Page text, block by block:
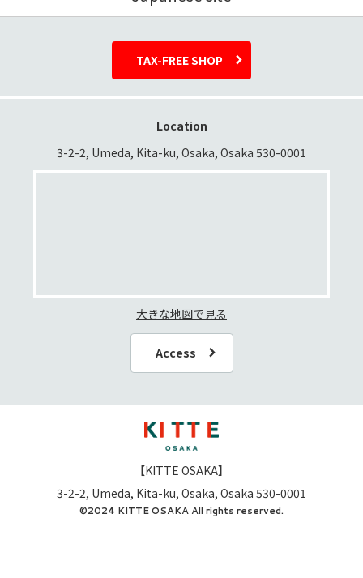
TAX-FREE SHOP
Location
3-2-2, Umeda, Kita-ku, Osaka, Osaka 530-0001
大きな地図で見る
Access
【KITTE OSAKA】
3-2-2, Umeda, Kita-ku, Osaka, Osaka 530-0001
©2024 KITTE OSAKA All rights reserved.